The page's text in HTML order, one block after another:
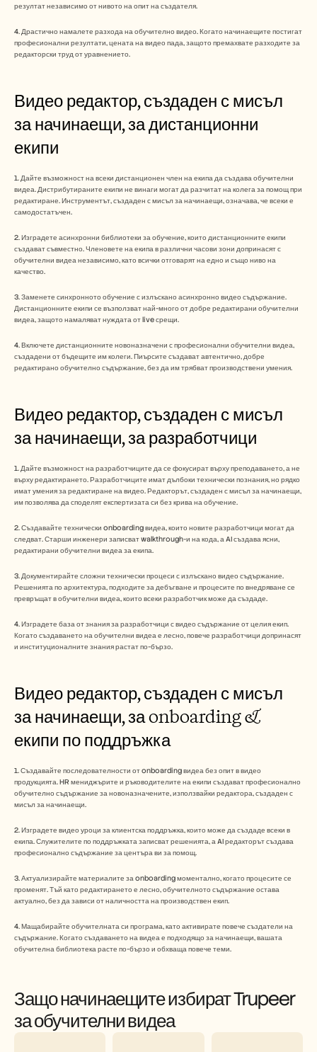
резултат независимо от нивото на опит на създателя.
4. Драстично намалете разхода на обучително видео. Когато начинаещите постигат
професионални резултати, цената на видео пада, защото премахвате разходите за
редакторски труд от уравнението.
Видео редактор, създаден с мисъл
за начинаещи, за дистанционни
екипи
1. Дайте възможност на всеки дистанционен член на екипа да създава обучителни
видеа. Дистрибутираните екипи не винаги могат да разчитат на колега за помощ при
редактиране. Инструментът, създаден с мисъл за начинаещи, означава, че всеки е
самодостатъчен.
2. Изградете асинхронни библиотеки за обучение, които дистанционните екипи
създават съвместно. Членовете на екипа в различни часови зони допринасят с
обучителни видеа независимо, като всички отговарят на едно и също ниво на
качество.
3. Заменете синхронното обучение с излъскано асинхронно видео съдържание.
Дистанционните екипи се възползват най-много от добре редактирани обучителни
видеа, защото намаляват нуждата от live срещи.
4. Включете дистанционните новоназначени с професионални обучителни видеа,
създадени от бъдещите им колеги. Пиърсите създават автентично, добре
редактирано обучително съдържание, без да им трябват производствени умения.
Видео редактор, създаден с мисъл
за начинаещи, за разработчици
1. Дайте възможност на разработчиците да се фокусират върху преподаването, а не
върху редактирането. Разработчиците имат дълбоки технически познания, но рядко
имат умения за редактиране на видео. Редакторът, създаден с мисъл за начинаещи,
им позволява да споделят експертизата си без крива на обучение.
2. Създавайте технически onboarding видеа, които новите разработчици могат да
следват. Старши инженери записват walkthrough-и на кода, а AI създава ясни,
редактирани обучителни видеа за екипа.
3. Документирайте сложни технически процеси с излъскано видео съдържание.
Решенията по архитектура, подходите за дебъгване и процесите по внедряване се
превръщат в обучителни видеа, които всеки разработчик може да създаде.
4. Изградете база от знания за разработчици с видео съдържание от целия екип.
Когато създаването на обучителни видеа е лесно, повече разработчици допринасят
и институционалните знания растат по-бързо.
Видео редактор, създаден с мисъл
за начинаещи, за onboarding &
екипи по поддръжка
1. Създавайте последователности от onboarding видеа без опит в видео
продукцията. HR мениджърите и ръководителите на екипи създават професионално
обучително съдържание за новоназначените, използвайки редактора, създаден с
мисъл за начинаещи.
2. Изградете видео уроци за клиентска поддръжка, които може да създаде всеки в
екипа. Служителите по поддръжката записват решенията, а AI редакторът създава
професионално съдържание за центъра ви за помощ.
3. Актуализирайте материалите за onboarding моментално, когато процесите се
променят. Тъй като редактирането е лесно, обучителното съдържание остава
актуално, без да зависи от наличността на производствен екип.
4. Мащабирайте обучителната си програма, като активирате повече създатели на
съдържание. Когато създаването на видеа е подходящо за начинаещи, вашата
обучителна библиотека расте по-бързо и обхваща повече теми.
Защо начинаещите избират Trupeer
за обучителни видеа